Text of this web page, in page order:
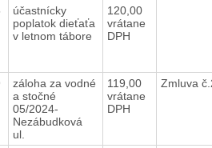
účastnícky
poplatok dieťaťa
v letnom tábore
120,00
vrátane
DPH
záloha za vodné
a stočné
05/2024-
Nezábudková
ul.
119,00
vrátane
DPH
Zmluva